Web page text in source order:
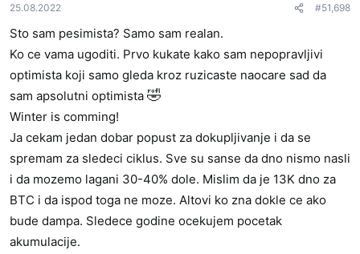
25.08.2022 #51,698
Sto sam pesimista? Samo sam realan.
Ko ce vama ugoditi. Prvo kukate kako sam nepopravljivi
optimista koji samo gleda kroz ruzicaste naocare sad da
sam apsolutni optimista 🤣
Winter is comming!
Ja cekam jedan dobar popust za dokupljivanje i da se
spremam za sledeci ciklus. Sve su sanse da dno nismo nasli
i da mozemo lagani 30-40% dole. Mislim da je 13K dno za
BTC i da ispod toga ne moze. Altovi ko zna dokle ce ako
bude dampa. Sledece godine ocekujem pocetak
akumulacije.